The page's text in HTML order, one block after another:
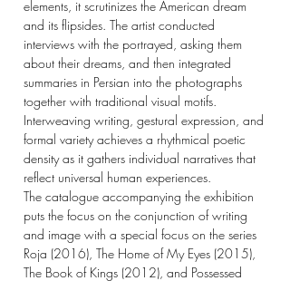
elements, it scrutinizes the American dream
and its flipsides. The artist conducted
interviews with the portrayed, asking them
about their dreams, and then integrated
summaries in Persian into the photographs
together with traditional visual motifs.
Interweaving writing, gestural expression, and
formal variety achieves a rhythmical poetic
density as it gathers individual narratives that
reflect universal human experiences.
The catalogue accompanying the exhibition
puts the focus on the conjunction of writing
and image with a special focus on the series
Roja (2016), The Home of My Eyes (2015),
The Book of Kings (2012), and Possessed